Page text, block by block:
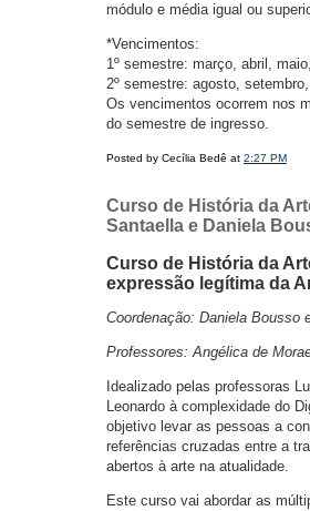
módulo e média igual ou
*Vencimentos:
1º semestre: março, abril,
2º semestre: agosto,
Os vencimentos ocorrem nos
do semestre de ingresso.
Posted by Cecília Bedê at 2:27 PM
Curso de História da
Santaella e Daniela
Curso de História da
expressão legítima da
Coordenação: Daniela Bousso
Professores: Angélica de
Idealizado pelas professoras
Leonardo à complexidade do
objetivo levar as pessoas a
referências cruzadas entre a
abertos à arte na atualidade.
Este curso vai abordar as